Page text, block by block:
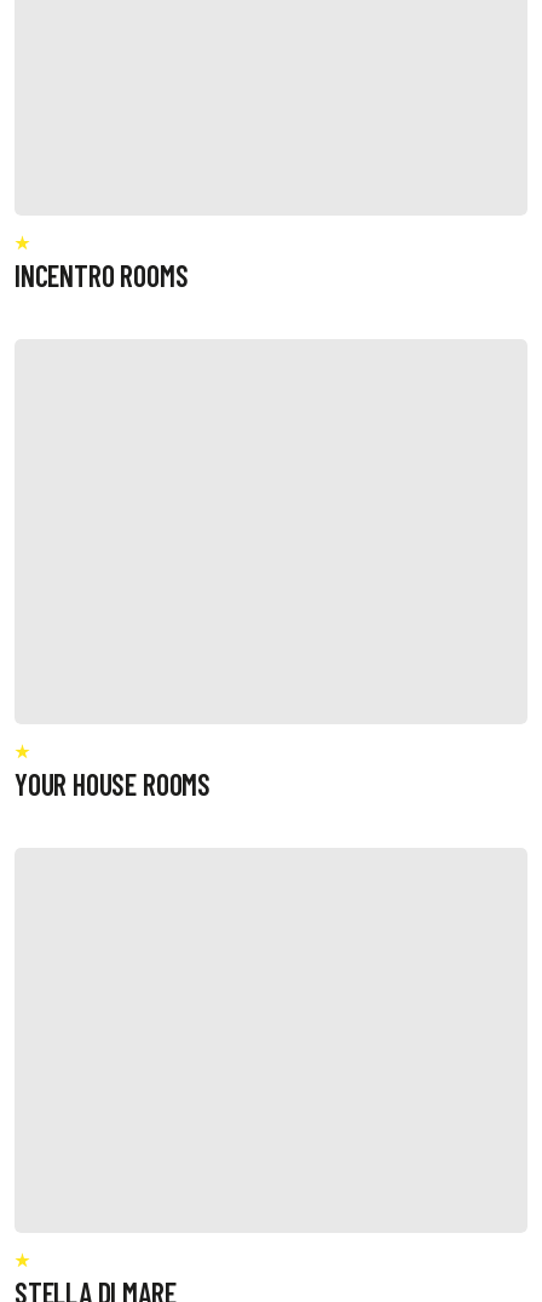
INCENTRO ROOMS
YOUR HOUSE ROOMS
STELLA DI MARE